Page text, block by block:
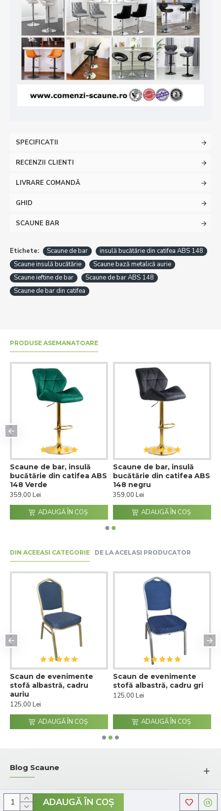
ADAUGĂ ÎN COŞ
SPECIFICATII
RECENZII CLIENTI
LIVRARE COMANDĂ
GHID
SCAUNE BAR
Etichete: Scaune de bar
insulă bucătărie din catifea ABS 148
Scaune insulă bucătărie
Scaune bază metalică aurie
Scaune ieftine de bar
Scaune de bar ABS 148
Scaune de bar din catifea
PRODUSE ASEMANATOARE
Scaune de bar, insulă
bucătărie din catifea ABS
148 Verde
359,00 Lei
ADAUGĂ ÎN COŞ
Scaune de bar, insulă
bucătărie din catifea ABS
148 negru
359,00 Lei
ADAUGĂ ÎN COŞ
DIN ACEEASI CATEGORIE DE LA ACELASI PRODUCATOR
Scaun de evenimente
stofă albastră, cadru
auriu
125,00 Lei
ADAUGĂ ÎN COŞ
Scaun de evenimente
stofă albastră, cadru gri
125,00 Lei
ADAUGĂ ÎN COŞ
Blog Scaune
© 2026 Comenzi-Scaune.ro - Toate drepturile rezervate